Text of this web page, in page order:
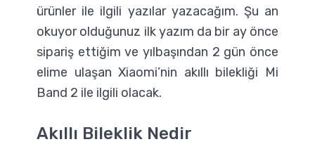
ürünler ile ilgili yazılar yazacağım. Şu an
okuyor olduğunuz ilk yazım da bir ay önce
sipariş ettiğim ve yılbaşından 2 gün önce
elime ulaşan Xiaomi’nin akıllı bilekliği Mi
Band 2 ile ilgili olacak.
Akıllı Bileklik Nedir